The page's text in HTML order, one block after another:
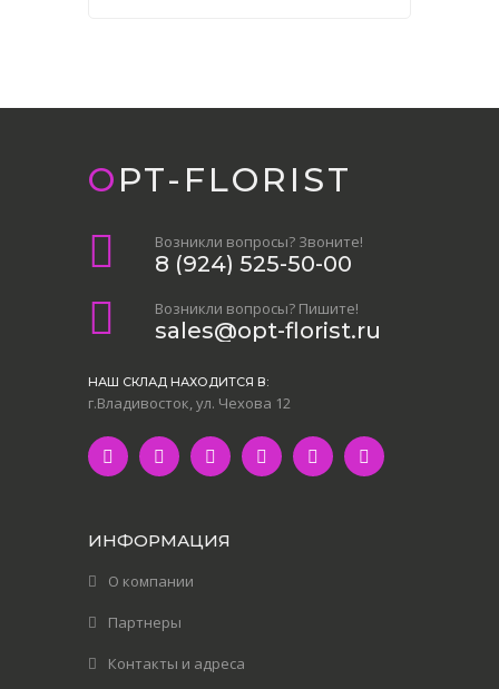
OPT-FLORIST
Возникли вопросы? Звоните!
8 (924) 525-50-00
Возникли вопросы? Пишите!
sales@opt-florist.ru
НАШ СКЛАД НАХОДИТСЯ В:
г.Владивосток, ул. Чехова 12
ИНФОРМАЦИЯ
О компании
Партнеры
Контакты и адреса